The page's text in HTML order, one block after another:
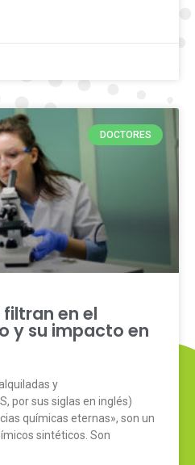
DOCTORES
filtran en el
y su impacto en
y
por sus siglas en inglés)
químicas eternas», son un
sintéticos. Son